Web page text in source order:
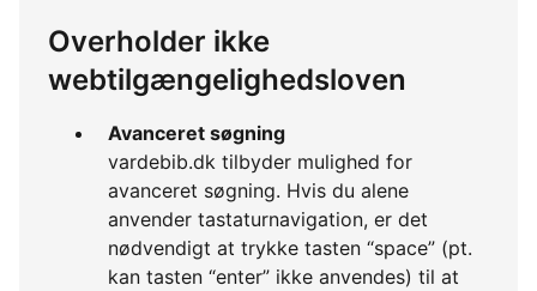
Overholder ikke
webtilgængelighedsloven
Avanceret søgning
vardebib.dk tilbyder mulighed for
avanceret søgning. Hvis du alene
anvender tastaturnavigation, er det
nødvendigt at trykke tasten “space” (pt.
kan tasten “enter” ikke anvendes) til at